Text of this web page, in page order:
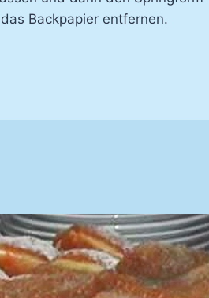
Back­pa­pier ent­fer­nen.